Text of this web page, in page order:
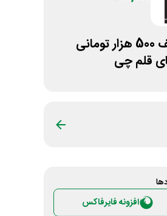
کد تخفیف 500 هزار تومانی
قلم چی
افزونه فایرفاکس